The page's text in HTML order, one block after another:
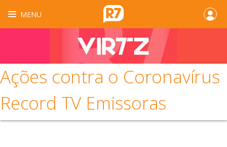
MENU
Ações contra o Coronavírus
Record TV Emissoras